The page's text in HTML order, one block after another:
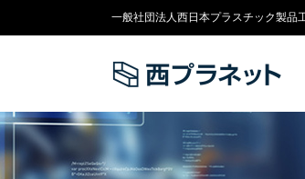
一般社団法人西日本プラスチック製品